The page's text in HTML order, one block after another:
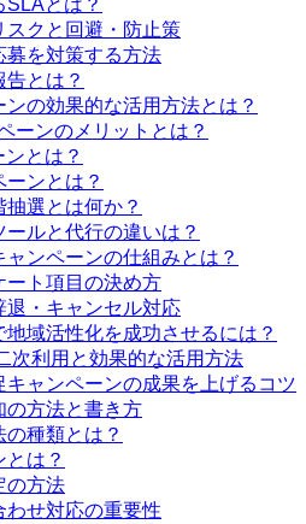
とは？
スクと回避・防止策
募を対策する方法
とは？
の効果的な活用方法とは？
ーンのメリットとは？
とは？
ンとは？
選とは何か？
ルと代行の違いは？
ンペーンの仕組みとは？
ート項目の決め方
退・キャンセル対応
域活性化を成功させるには？
次利用と効果的な活用方法
キャンペーンの成果を上げるコツ
の方法と書き方
種類とは？
は？
の方法
わせ対応の重要性